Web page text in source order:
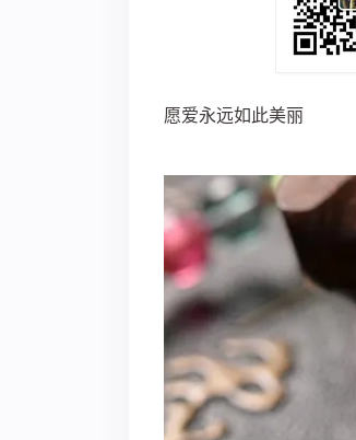
愿爱永远如此美丽